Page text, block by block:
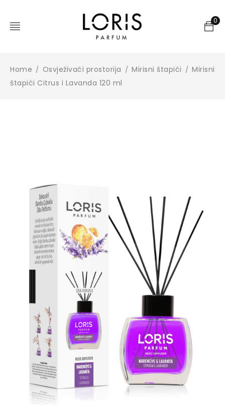
0
Home / Osvježivači prostorija / Mirisni štapići / Mirisni
štapići Citrus i Lavanda 120 ml